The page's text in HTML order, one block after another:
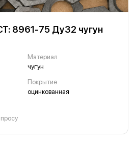
8961-75 Ду32 чугун
Материал
чугун
Покрытие
оцинкованная